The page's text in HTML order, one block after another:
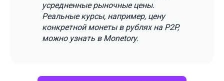
усредненные рыночные цены.
Реальные курсы, например, цену
конкретной монеты в рублях на P2P,
можно узнать в Monetory.